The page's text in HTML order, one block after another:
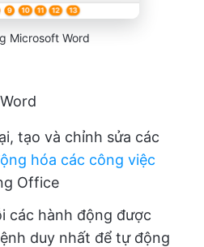
Microsoft Word
tạo và chỉnh sửa các
hóa các công việc
Office
các hành động được
duy nhất để tự động